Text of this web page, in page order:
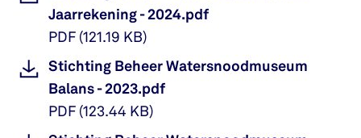
Jaarrekening - 2024.pdf
PDF (121.19 KB)
Stichting Beheer Watersnoodmuseum
Balans - 2023.pdf
PDF (123.44 KB)